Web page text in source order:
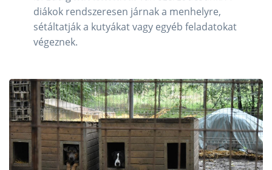
diákok rendszeresen járnak a menhelyre,
sétáltatják a kutyákat vagy egyéb feladatokat
végeznek.